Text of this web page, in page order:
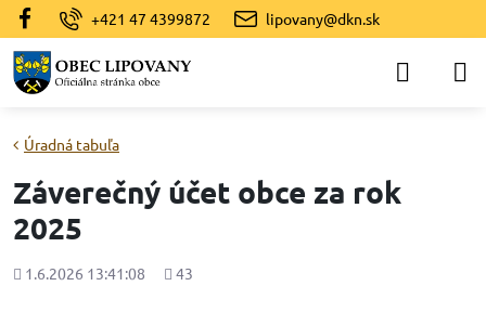
+421 47 4399872 lipovany@dkn.sk
Úradná tabuľa
Záverečný účet obce za rok
2025
Pridané
1.6.2026 13:41:08
Počet
43